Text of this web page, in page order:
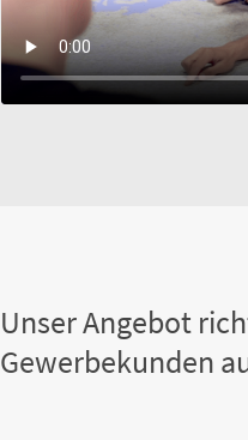
Unser Angebot
Gewerbekunden